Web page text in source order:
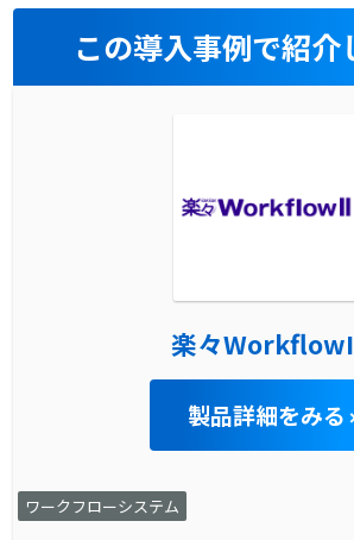
この導入事例で紹介
楽々
製品詳細をみる
ワークフローシステム